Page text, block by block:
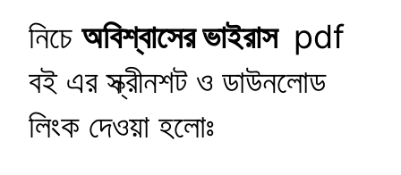
নিচে অবিশ্বাসের ভাইরাস pdf
বই এর স্ক্রীনশট ও ডাউনলোড
লিংক দেওয়া হলোঃ